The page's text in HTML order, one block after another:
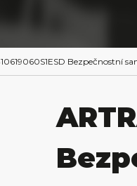
Bezpečnostní